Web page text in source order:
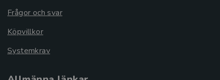
Frågor och svar
Köpvillkor
Systemkrav